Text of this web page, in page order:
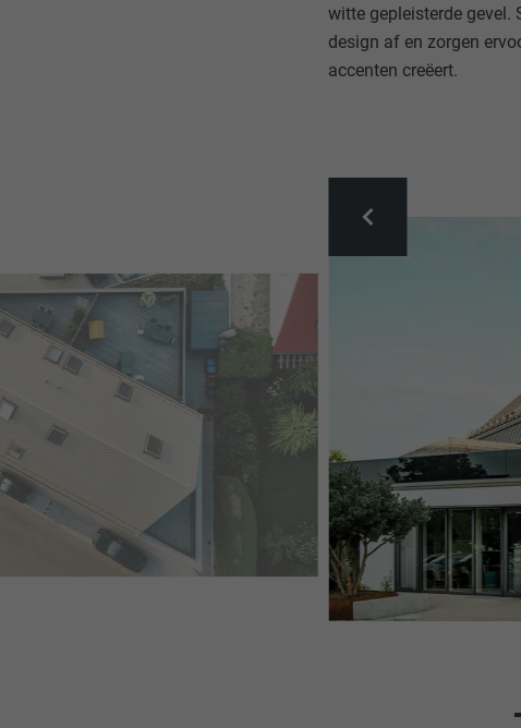
witte gepleisterde gevel.
design af en zorgen
accenten creëert.